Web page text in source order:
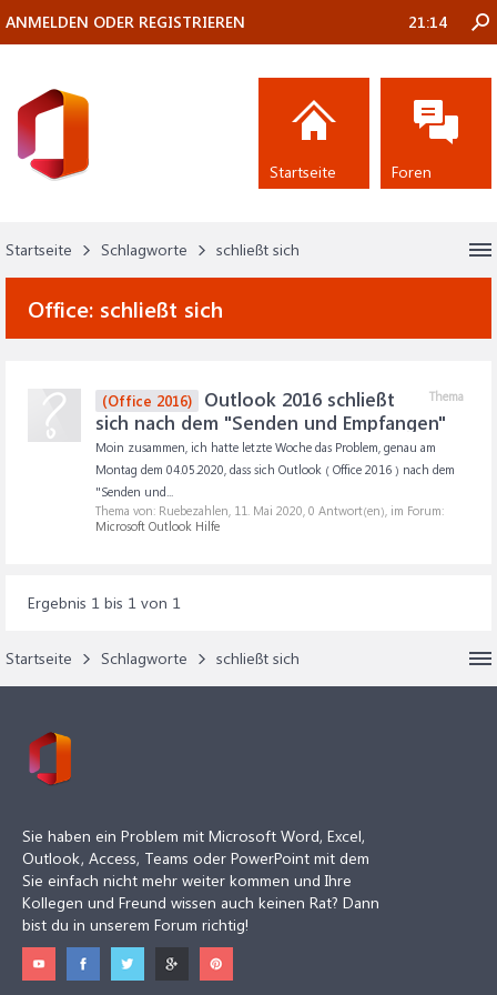
Startseite Schlagworte schließt sich
Office: schließt sich
Thema
(Office 2016)
Outlook 2016 schließt
sich nach dem "Senden und Empfangen"
Moin zusammen, ich hatte letzte Woche das Problem, genau am
Montag dem 04.05.2020, dass sich Outlook ( Office 2016 ) nach dem
"Senden und...
Thema von: Ruebezahlen, 11. Mai 2020, 0 Antwort(en), im Forum:
Microsoft Outlook Hilfe
Ergebnis 1 bis 1 von 1
Startseite Schlagworte schließt sich
ANMELDEN ODER REGISTRIEREN 21:14
Startseite Foren
Sie haben ein Problem mit Microsoft Word, Excel,
Outlook, Access, Teams oder PowerPoint mit dem
Sie einfach nicht mehr weiter kommen und Ihre
Kollegen und Freund wissen auch keinen Rat? Dann
bist du in unserem Forum richtig!